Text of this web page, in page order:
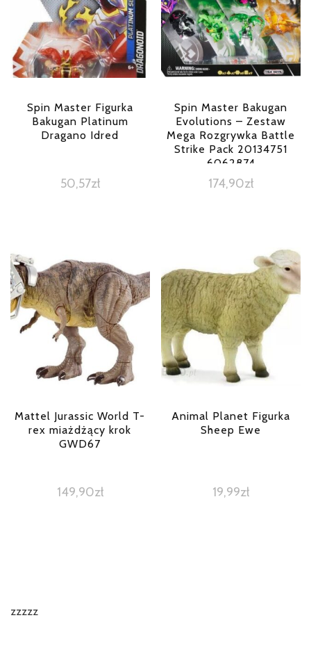
Spin Master Figurka
Bakugan Platinum
Dragano Idred
50,57zł
Spin Master Bakugan
Evolutions – Zestaw
Mega Rozgrywka Battle
Strike Pack 20134751
6062874
174,90zł
Mattel Jurassic World T-
rex miażdżący krok
GWD67
149,90zł
Animal Planet Figurka
Sheep Ewe
19,99zł
zzzzz